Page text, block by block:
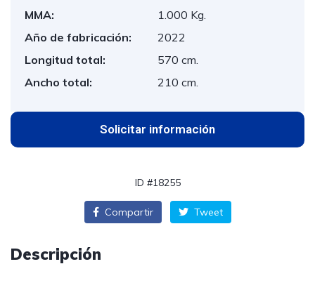
MMA:
1.000 Kg.
Año de fabricación:
2022
Longitud total:
570 cm.
Ancho total:
210 cm.
Solicitar información
ID #18255
Compartir Tweet
Descripción